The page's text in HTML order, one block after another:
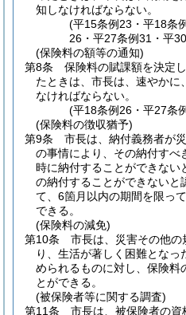
知しなければならない。
(平15条例23・平18条
26・平27条例31・平
(保険料の額等の通知)
第8条
保険料の賦課額を決定
たときは、市長は、速やかに
なければならない。
(平18条例26・平27条
(保険料の徴収猶予)
第9条
市長は、納付義務者が
の事情により、その納付すべ
時に納付することができない
の納付することができないと
て、6箇月以内の期間を限っ
できる。
(保険料の減免)
第10条
市長は、災害その他の
り、生活が著しく困難とな
められるものに対し、保険料
とができる。
(被保険者等に関する調査)
第11条
市長は、被保険者の